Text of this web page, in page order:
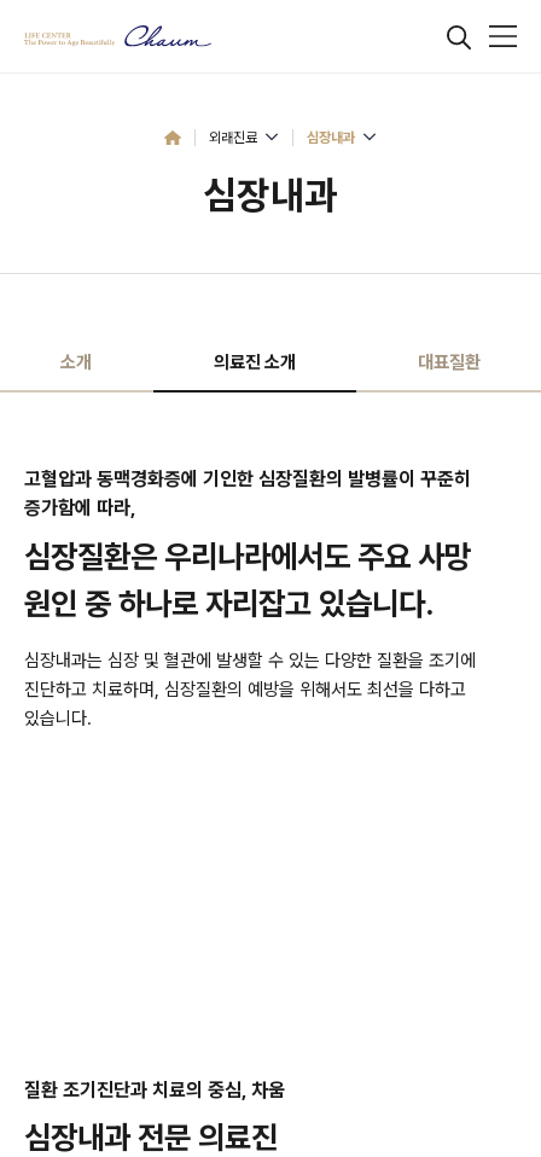
외래진료 심장내과
심장내과
소개 의료진 소개 대표질환
고혈압과 동맥경화증에 기인한 심장질환의 발병률이 꾸준히
증가함에 따라,
심장질환은 우리나라에서도 주요 사망
원인 중 하나로 자리잡고 있습니다.
심장내과는 심장 및 혈관에 발생할 수 있는 다양한 질환을 조기에
진단하고 치료하며, 심장질환의 예방을 위해서도 최선을 다하고
있습니다.
질환 조기진단과 치료의 중심, 차움
심장내과 전문 의료진